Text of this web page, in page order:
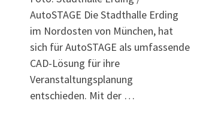
AutoSTAGE Die Stadthalle Erding
im Nordosten von München, hat
sich für AutoSTAGE als umfassende
CAD-Lösung für ihre
Veranstaltungsplanung
entschieden. Mit der …